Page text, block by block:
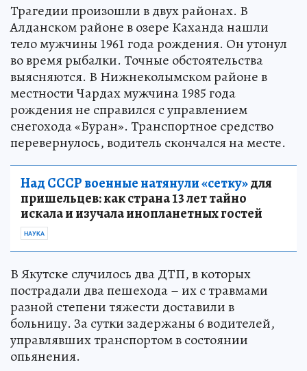
Трагедии произошли в двух районах. В
Алданском районе в озере Каханда нашли
тело мужчины 1961 года рождения. Он утонул
во время рыбалки. Точные обстоятельства
выясняются. В Нижнеколымском районе в
местности Чардах мужчина 1985 года
рождения не справился с управлением
снегохода «Буран». Транспортное средство
перевернулось, водитель скончался на месте.
Над СССР военные натянули «сетку»для
пришельцев: как страна 13 лет тайно
искала и изучала инопланетных гостей
НАУКА
В Якутске случилось два ДТП, в которых
пострадали два пешехода – их с травмами
разной степени тяжести доставили в
больницу. За сутки задержаны 6 водителей,
управлявших транспортом в состоянии
опьянения.